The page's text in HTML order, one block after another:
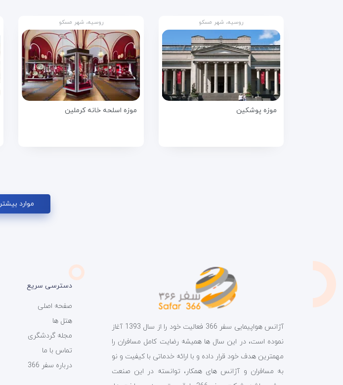
روسیه، شهر مسکو
موزه پوشکین
روسیه، شهر مسکو
موزه اسلحه خانه کرملین
موارد بیشتر
آژانس هواپیمایی سفر 366 فعالیت خود را از سال 1393 آغاز
نموده است، در این سال ها همیشه رضایت کامل مسافران را
مهمترین هدف خود قرار داده و با ارائه خدماتی با کیفیت و نو
به مسافران و آژانس های همکار، توانسته در این صنعت
دسترسی سریع
صفحه اصلی
هتل ها
مجله گردشگری
تماس با ما
درباره سفر 366